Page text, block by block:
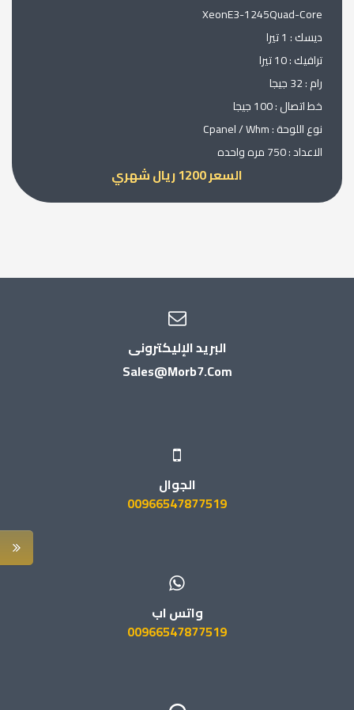
XeonE3-1245Quad-Core
ديسك : 1 تيرا
ترافيك : 10 تيرا
رام : 32 جيجا
خط اتصال : 100 جيجا
نوع اللوحة : Cpanel / Whm
الاعداد : 750 مره واحده
السعر 1200 ريال شهري
البريد الإليكترونى
Sales@morb7.com
الجوال
00966547877519
واتس اب
00966547877519